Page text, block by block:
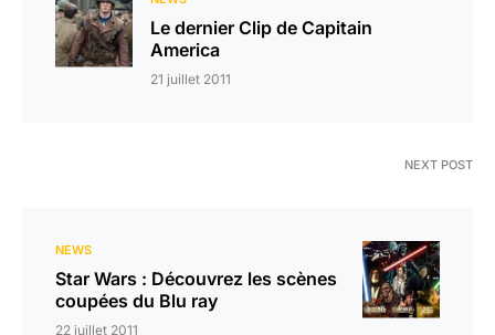
Le dernier Clip de Capitain
America
21 juillet 2011
NEXT POST
NEWS
Star Wars : Découvrez les scènes
coupées du Blu ray
22 juillet 2011